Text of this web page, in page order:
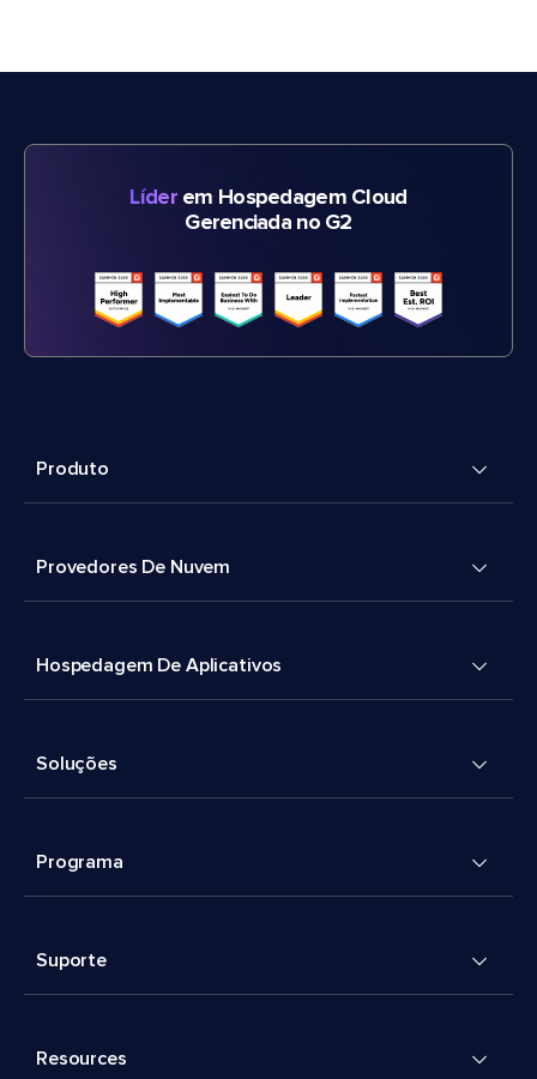
Líderem Hospedagem Cloud
Gerenciada no G2
Produto
Provedores De Nuvem
Hospedagem De Aplicativos
Soluções
Programa
Suporte
Resources